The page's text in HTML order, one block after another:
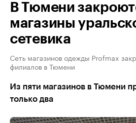
В Тюмени
магазины
сетевика
Сеть магазинов одежды Profmax
филиалов в Тюмени
Из пяти магазинов в Тюмени
только два